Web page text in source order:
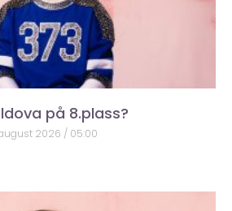
på 8.plass?
2026 05:00